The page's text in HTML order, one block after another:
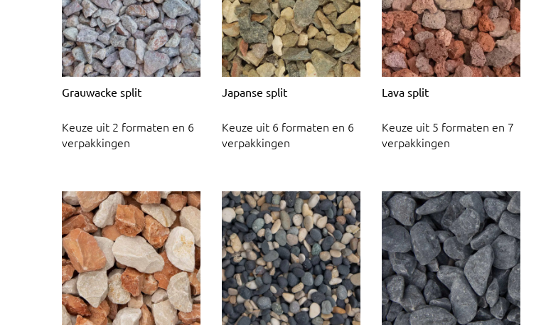
Grauwacke split
Keuze uit 2 formaten en 6
verpakkingen
Japanse split
Keuze uit 6 formaten en 6
verpakkingen
Lava split
Keuze uit 5 formaten en 7
verpakkingen